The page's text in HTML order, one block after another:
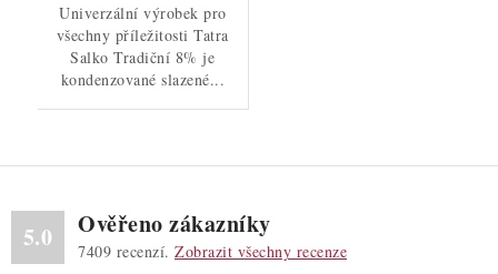
Univerzální výrobek pro
všechny příležitosti Tatra
Salko Tradiční 8% je
kondenzované slazené...
5.0 Ověřeno zákazníky
7409 recenzí. Zobrazit všechny recenze